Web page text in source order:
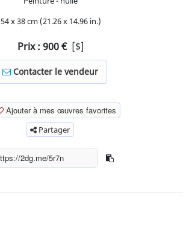
54 x 38 cm (21.26 x 14.96 in.)
Prix : 900 [$]
Contacter le vendeur
Ajouter à mes œuvres favorites
Partager